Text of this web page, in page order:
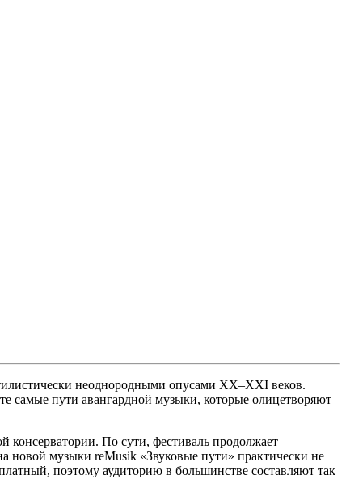
неоднородными опусами XX–XXI веков.
самые пути авангардной музыки, которые олицетворяют
консерватории. По сути, фестиваль продолжает
новой музыки reMusik «Звуковые пути» практически не
поэтому аудиторию в большинстве составляют так